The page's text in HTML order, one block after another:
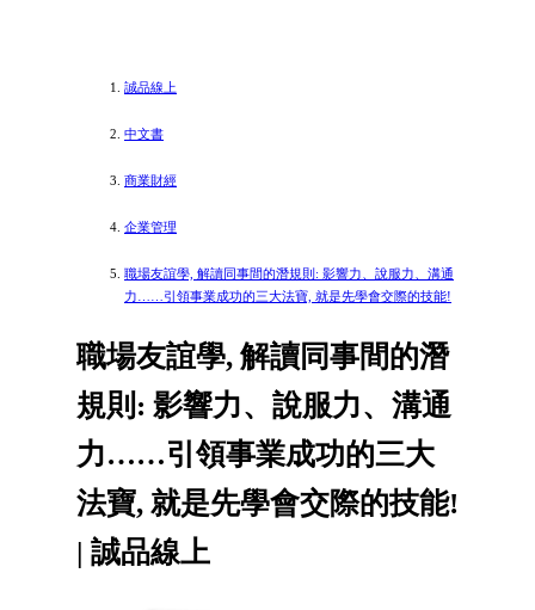
誠品線上
中文書
商業財經
企業管理
職場友誼學, 解讀同事間的潛規則: 影響力、說服力、溝通
力……引領事業成功的三大法寶, 就是先學會交際的技能!
職場友誼學, 解讀同事間的潛
規則: 影響力、說服力、溝通
力……引領事業成功的三大
法寶, 就是先學會交際的技能!
| 誠品線上